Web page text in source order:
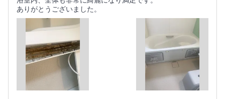
ありがとうございました。